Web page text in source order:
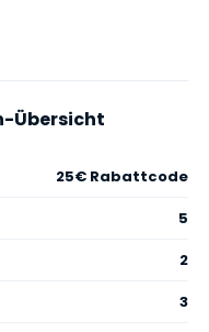
Übersicht
25€ Rabattcode
5
2
3